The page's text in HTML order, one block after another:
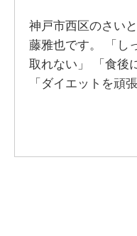
神戸市西区のさい
藤雅也です。 「し
取れない」 「食後
「ダイエットを頑